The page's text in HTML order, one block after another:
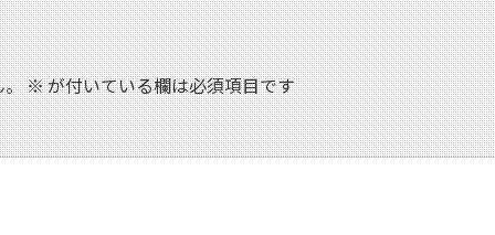
。※が付いている欄は必須項目です